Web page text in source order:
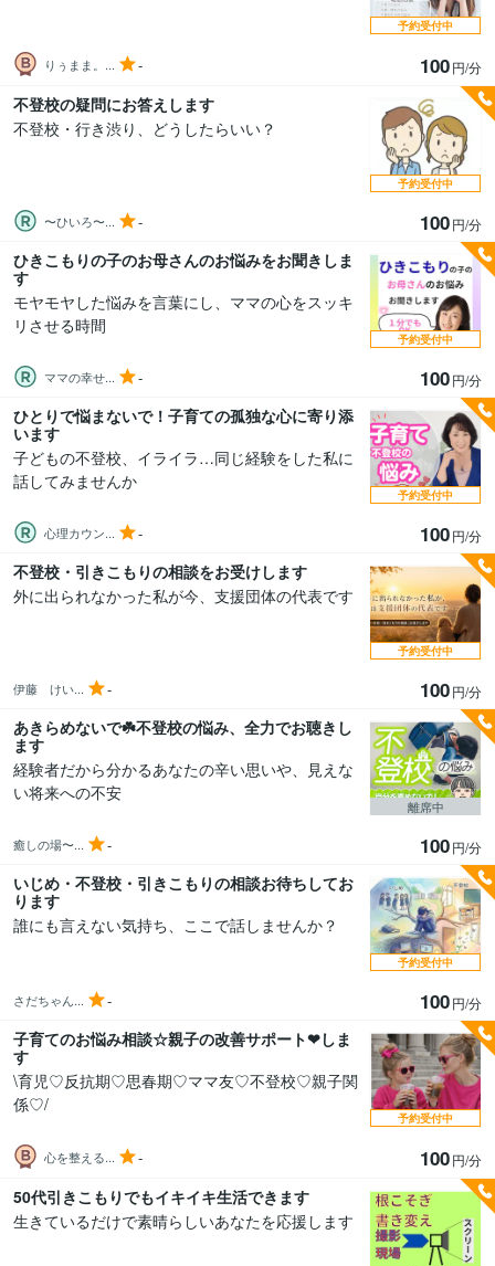
りぅまま。... - 100円/分
予約受付中
不登校の疑問にお答えします
不登校・行き渋り、どうしたらいい？
〜ひいろ〜... - 100円/分
予約受付中
ひきこもりの子のお母さんのお悩みをお聞きしま
す
モヤモヤした悩みを言葉にし、ママの心をスッキ
リさせる時間
ママの幸せ... - 100円/分
予約受付中
ひとりで悩まないで！子育ての孤独な心に寄り添
います
子どもの不登校、イライラ…同じ経験をした私に
話してみませんか
心理カウン... - 100円/分
予約受付中
不登校・引きこもりの相談をお受けします
外に出られなかった私が今、支援団体の代表です
伊藤 けい... - 100円/分
予約受付中
あきらめないで☘️不登校の悩み、全力でお聴きし
ます
経験者だから分かるあなたの辛い思いや、見えな
い将来への不安
癒しの場〜... - 100円/分
離席中
いじめ・不登校・引きこもりの相談お待ちしてお
ります
誰にも言えない気持ち、ここで話しませんか？
さだちゃん... - 100円/分
予約受付中
子育てのお悩み相談☆⁠親子の改善サポート❤しま
す
\育児♡反抗期♡思春期♡ママ友♡不登校♡親子関
係♡/
心を整える... - 100円/分
予約受付中
50代引きこもりでもイキイキ生活できます
生きているだけで素晴らしいあなたを応援します